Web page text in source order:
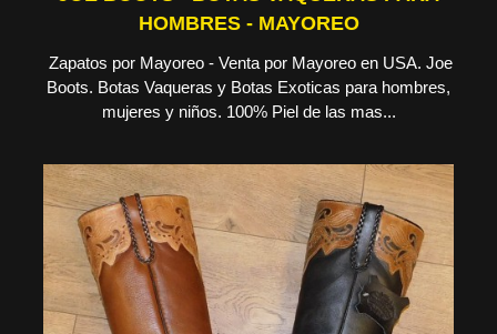
HOMBRES - MAYOREO
Zapatos por Mayoreo - Venta por Mayoreo en USA. Joe
Boots. Botas Vaqueras y Botas Exoticas para hombres,
mujeres y niños. 100% Piel de las mas...